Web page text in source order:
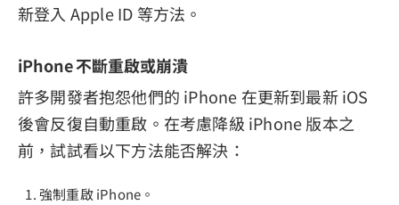
新登入 Apple ID 等方法。
iPhone 不斷重啟或崩潰
許多開發者抱怨他們的 iPhone 在更新到最新 iOS
後會反復自動重啟。在考慮降級 iPhone 版本之
前，試試看以下方法能否解決：
強制重啟 iPhone。